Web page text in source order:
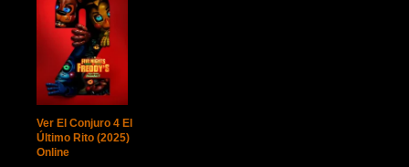
Ver El Conjuro 4 El
Último Rito (2025)
Online